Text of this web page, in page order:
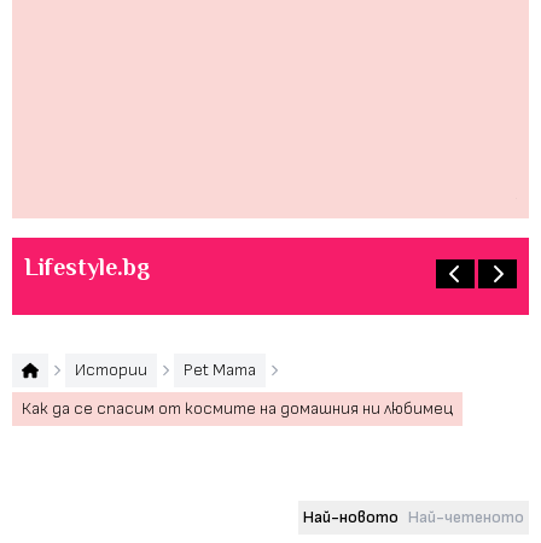
Lifestyle.bg
Истории
Pet Mama
Как да се спасим от космите на домашния ни любимец
Най-новото Най-четеното